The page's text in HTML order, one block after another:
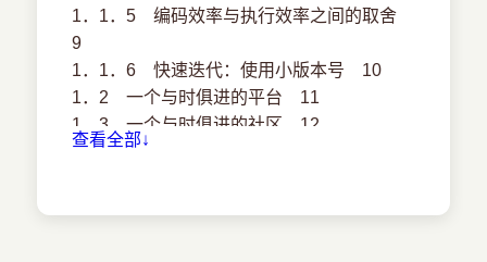
1．1．5 编码效率与执行效率之间的取舍
9
1．1．6 快速迭代：使用小版本号 10
1．2 一个与时俱进的平台 11
1．3 一个与时俱进的社区 12
1．4 一本与时俱进的好书 13
查看全部↓